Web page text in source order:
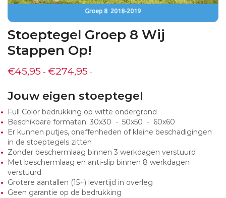
Stoeptegel Groep 8 Wij
Stappen Op!
€45,95 - €274,95 -
Jouw eigen stoeptegel
Full Color bedrukking op witte ondergrond
Beschikbare formaten: 30x30 - 50x50 - 60x60
Er kunnen putjes, oneffenheden of kleine beschadigingen
in de stoeptegels zitten
Zonder beschermlaag binnen 3 werkdagen verstuurd
Met beschermlaag en anti-slip binnen 8 werkdagen
verstuurd
Grotere aantallen (15+) levertijd in overleg
Geen garantie op de bedrukking